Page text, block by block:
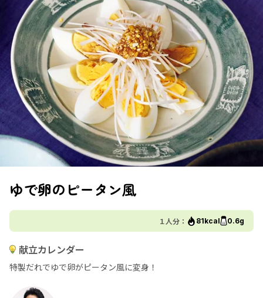
ゆで卵のピータン風
１人分： 81kcal 0.6g
献立カレンダー
特製だれでゆで卵がピータン風に変身！